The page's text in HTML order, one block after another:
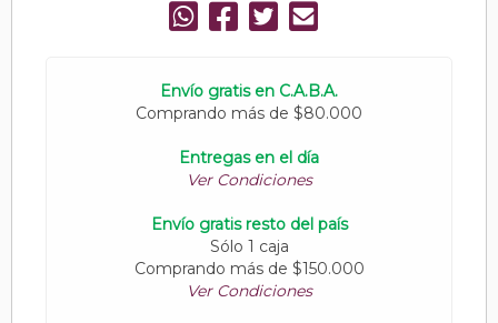
Envío gratis en C.A.B.A.
Comprando más de $80.000
Entregas en el día
Ver Condiciones
Envío gratis resto del país
Sólo 1 caja
Comprando más de $150.000
Ver Condiciones